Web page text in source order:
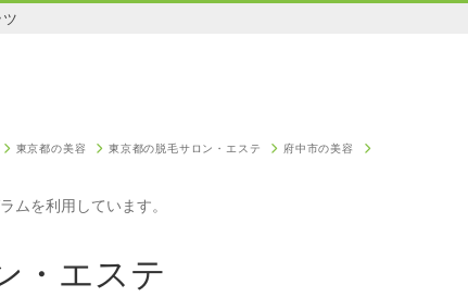
東京都の美容 東京都の脱毛サロン・エステ
府中市の美容
ムを利用しています。
・エステ